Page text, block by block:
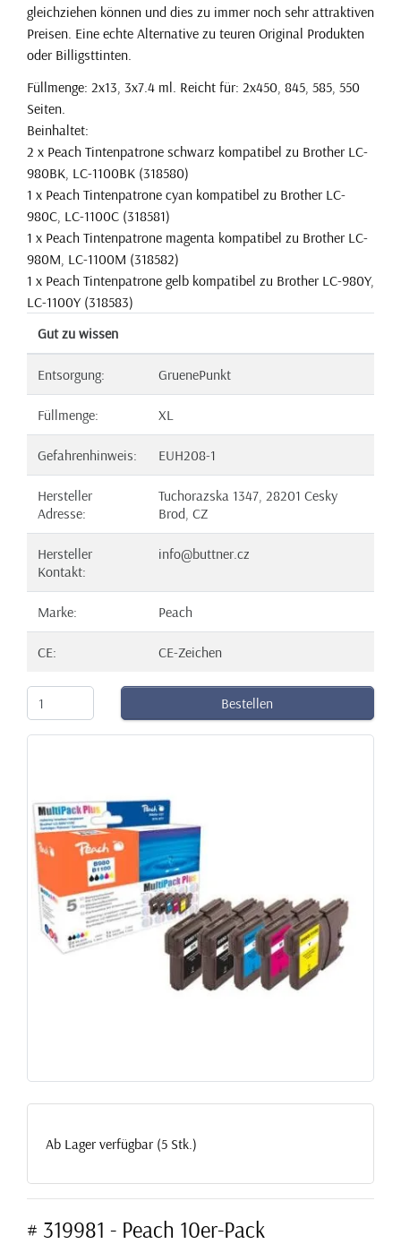
gleichziehen können und dies zu immer noch sehr attraktiven
Preisen. Eine echte Alternative zu teuren Original Produkten
oder Billigsttinten.
Füllmenge: 2x13, 3x7.4 ml. Reicht für: 2x450, 845, 585, 550
Seiten.
Beinhaltet:
2 x Peach Tintenpatrone schwarz kompatibel zu Brother LC-
980BK, LC-1100BK (318580)
1 x Peach Tintenpatrone cyan kompatibel zu Brother LC-
980C, LC-1100C (318581)
1 x Peach Tintenpatrone magenta kompatibel zu Brother LC-
980M, LC-1100M (318582)
1 x Peach Tintenpatrone gelb kompatibel zu Brother LC-980Y,
LC-1100Y (318583)
Gut zu wissen
Entsorgung: GruenePunkt
Füllmenge: XL
Gefahrenhinweis: EUH208-1
Hersteller
Adresse:
Tuchorazska 1347, 28201 Cesky
Brod, CZ
Hersteller
Kontakt:
info@buttner.cz
Marke: Peach
CE: CE-Zeichen
Bestellen
Ab Lager verfügbar (5 Stk.)
# 319981 - Peach 10er-Pack